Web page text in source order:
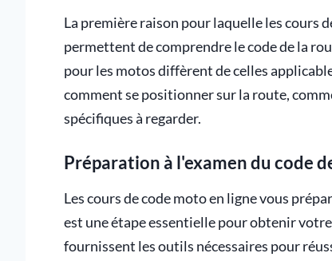
La première raison pour laquelle les cours
permettent de comprendre le code de la
pour les motos diffèrent de celles
comment se positionner sur la route,
spécifiques à regarder.
Préparation à l'examen du code
Les cours de code moto en ligne vous
est une étape essentielle pour obtenir
fournissent les outils nécessaires pour